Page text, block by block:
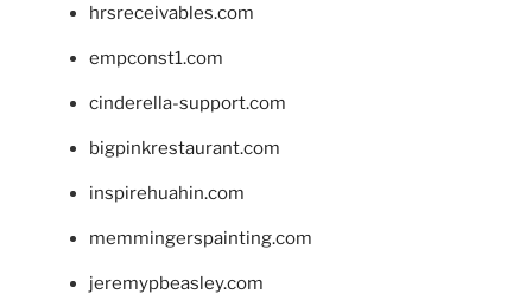
hrsreceivables.com
empconst1.com
cinderella-support.com
bigpinkrestaurant.com
inspirehuahin.com
memmingerspainting.com
jeremypbeasley.com